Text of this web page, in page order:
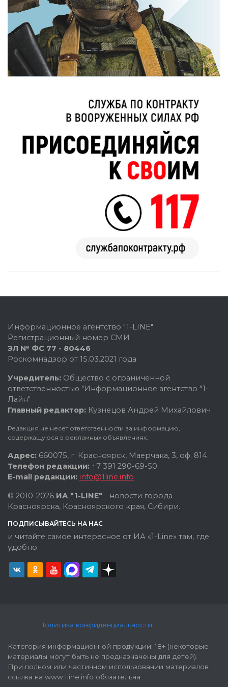
Информационное агентство "1-LINE"
Регистрационный номер СМИ
ЭЛ № ФС 77 - 80446
Роскомнадзор от 15.03.2021 года
Учредитель: Общество с ограниченной
ответственностью "Информационное агентство "1-
Лайн"
Главный редактор: Кузнецов Андрей Михайлович
Редакция не несет ответственности за информацию,
содержащуюся в рекламных объявлениях.
Адрес: 660075, г. Красноярск, Маерчака, 3, оф. 814.
Телефон редакции: +7 391 290-69-50.
E-mail редакции: info@1line.info
© 2010-2026 ИА "1-LINE" - новости города
Красноярска, Красноярского края, Сибири.
ПОДПИСЫВАЙТЕСЬ НА НАС
и читайте самое интересное от ИА «1-Line» там, где
удобно
Политика конфиденциальности
Категория информационной продукции: 18+ (некоторые
материалы могут быть не предназначены для детей).
При полном или частичном использовании материалов
ссылка на www.1line.info обязательна.